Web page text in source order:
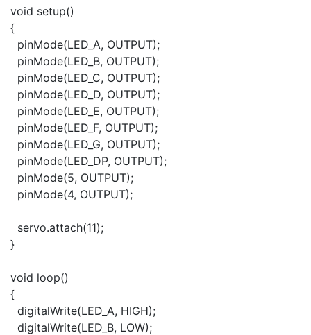
void setup()
{
pinMode(LED_A, OUTPUT);
pinMode(LED_B, OUTPUT);
pinMode(LED_C, OUTPUT);
pinMode(LED_D, OUTPUT);
pinMode(LED_E, OUTPUT);
pinMode(LED_F, OUTPUT);
pinMode(LED_G, OUTPUT);
pinMode(LED_DP, OUTPUT);
pinMode(5, OUTPUT);
pinMode(4, OUTPUT);
servo.attach(11);
}
void loop()
{
digitalWrite(LED_A, HIGH);
digitalWrite(LED_B, LOW);